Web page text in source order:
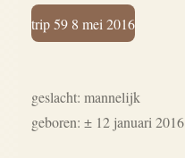
trip 59 8 mei 2016
geslacht: mannelijk
geboren: ± 12 januari 2016